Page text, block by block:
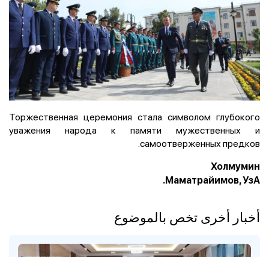
Торжественная церемония стала символом глубокого
уважения народа к памяти мужественных и
самоотверженных предков.
Холмумин
Маматрайимов, УзА.
أخبار أخرى تخص بالموضوع